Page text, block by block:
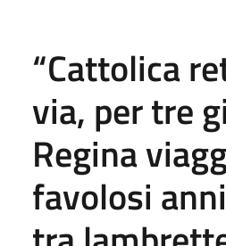
“Cattolica
via, per tre
Regina
favolosi